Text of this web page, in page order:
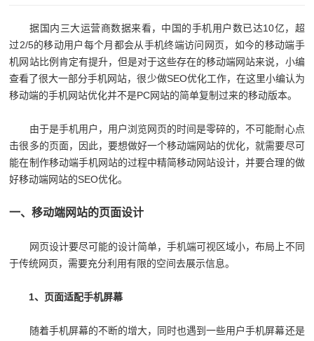
据国内三大运营商数据来看，中国的手机用户数已达10亿，超
过2/5的移动用户每个月都会从手机终端访问网页，如今的移动端手
机网站比例肯定有提升，但是对于这些存在的移动端网站来说，小编
查看了很大一部分手机网站，很少做SEO优化工作，在这里小编认为
移动端的手机网站优化并不是PC网站的简单复制过来的移动版本。
由于是手机用户，用户浏览网页的时间是零碎的，不可能耐心点
击很多的页面，因此，要想做好一个移动端网站的优化，就需要尽可
能在制作移动端手机网站的过程中精简移动网站设计，并要合理的做
好移动端网站的SEO优化。
一、移动端网站的页面设计
网页设计要尽可能的设计简单，手机端可视区域小，布局上不同
于传统网页，需要充分利用有限的空间去展示信息。
1、页面适配手机屏幕
随着手机屏幕的不断的增大，同时也遇到一些用户手机屏幕还是